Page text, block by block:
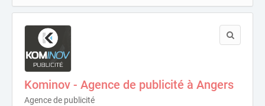
Kominov - Agence de publicité à Angers
Agence de publicité